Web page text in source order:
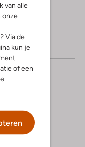
van alle
onze
Via de
kun je
of een
3